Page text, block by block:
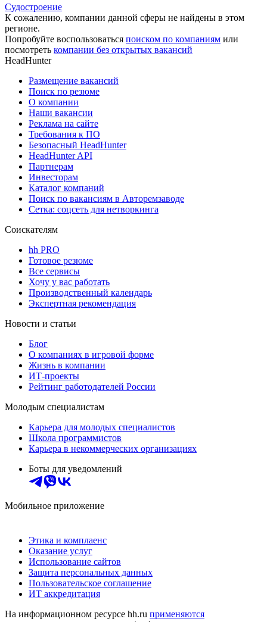
Судостроение
К сожалению, компании данной сферы не найдены в этом
регионе.
Попробуйте воспользоваться поиском по компаниям или
посмотреть компании без открытых вакансий
HeadHunter
Размещение вакансий
Поиск по резюме
О компании
Наши вакансии
Реклама на сайте
Требования к ПО
Безопасный HeadHunter
HeadHunter API
Партнерам
Инвесторам
Каталог компаний
Поиск по вакансиям в Авторемзаводе
Сетка: соцсеть для нетворкинга
Соискателям
hh PRO
Готовое резюме
Все сервисы
Хочу у вас работать
Производственный календарь
Экспертная рекомендация
Новости и статьи
Блог
О компаниях в игровой форме
Жизнь в компании
ИТ-проекты
Рейтинг работодателей России
Молодым специалистам
Карьера для молодых специалистов
Школа программистов
Карьера в некоммерческих организациях
Боты для уведомлений
Мобильное приложение
Этика и комплаенс
Оказание услуг
Использование сайтов
Защита персональных данных
Пользовательское соглашение
ИТ аккредитация
На информационном ресурсе hh.ru применяются